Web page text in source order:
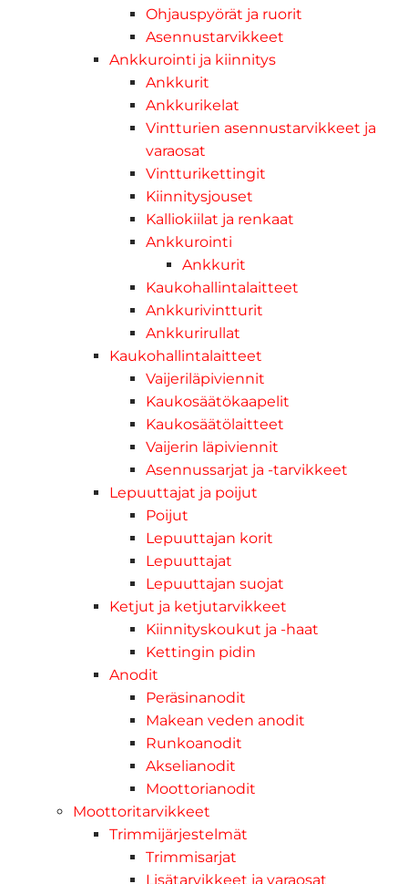
Ohjauspyörät ja ruorit
Asennustarvikkeet
Ankkurointi ja kiinnitys
Ankkurit
Ankkurikelat
Vintturien asennustarvikkeet ja
varaosat
Vintturikettingit
Kiinnitysjouset
Kalliokiilat ja renkaat
Ankkurointi
Ankkurit
Kaukohallintalaitteet
Ankkurivintturit
Ankkurirullat
Kaukohallintalaitteet
Vaijeriläpiviennit
Kaukosäätökaapelit
Kaukosäätölaitteet
Vaijerin läpiviennit
Asennussarjat ja -tarvikkeet
Lepuuttajat ja poijut
Poijut
Lepuuttajan korit
Lepuuttajat
Lepuuttajan suojat
Ketjut ja ketjutarvikkeet
Kiinnityskoukut ja -haat
Kettingin pidin
Anodit
Peräsinanodit
Makean veden anodit
Runkoanodit
Akselianodit
Moottorianodit
Moottoritarvikkeet
Trimmijärjestelmät
Trimmisarjat
Lisätarvikkeet ja varaosat